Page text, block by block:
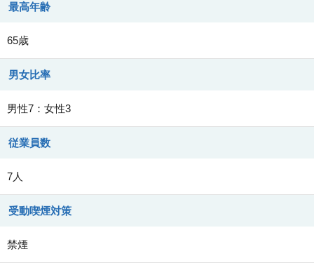
最高年齢
65歳
男女比率
男性7：女性3
従業員数
7人
受動喫煙対策
禁煙